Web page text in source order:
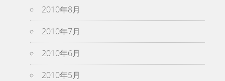
2010年8月
2010年7月
2010年6月
2010年5月